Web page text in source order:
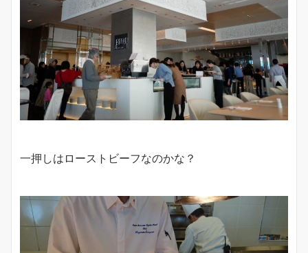
一押しはローストビーフなのかな？